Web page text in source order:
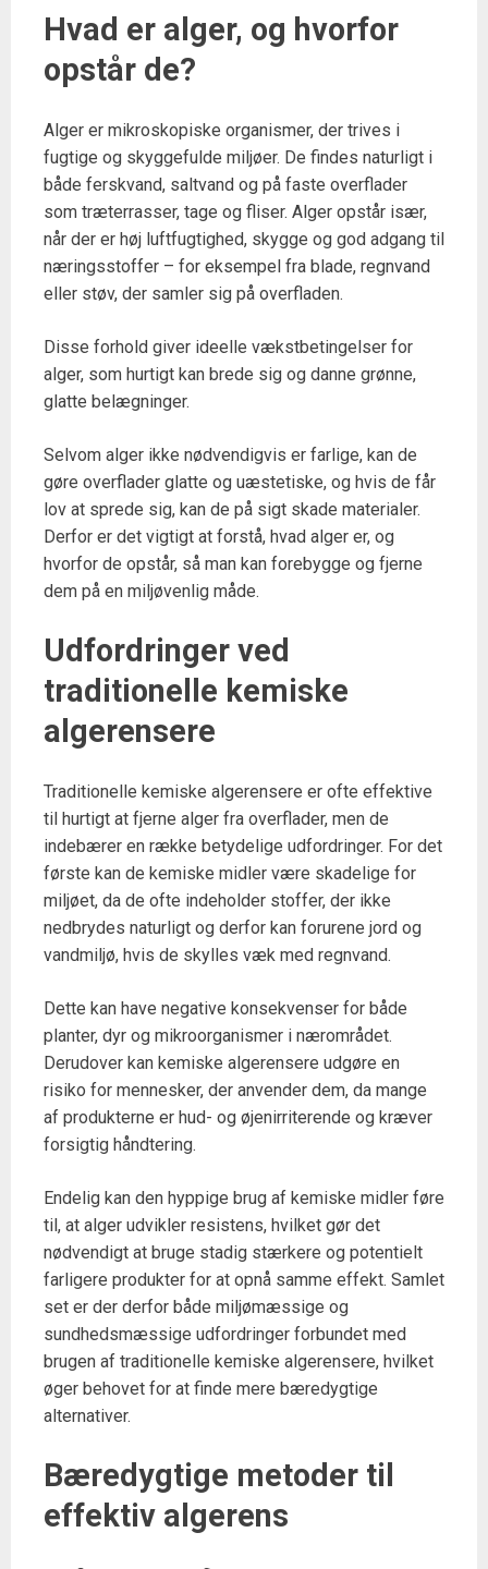
Hvad er alger, og hvorfor
opstår de?
Alger er mikroskopiske organismer, der trives i
fugtige og skyggefulde miljøer. De findes naturligt i
både ferskvand, saltvand og på faste overflader
som træterrasser, tage og fliser. Alger opstår især,
når der er høj luftfugtighed, skygge og god adgang til
næringsstoffer – for eksempel fra blade, regnvand
eller støv, der samler sig på overfladen.
Disse forhold giver ideelle vækstbetingelser for
alger, som hurtigt kan brede sig og danne grønne,
glatte belægninger.
Selvom alger ikke nødvendigvis er farlige, kan de
gøre overflader glatte og uæstetiske, og hvis de får
lov at sprede sig, kan de på sigt skade materialer.
Derfor er det vigtigt at forstå, hvad alger er, og
hvorfor de opstår, så man kan forebygge og fjerne
dem på en miljøvenlig måde.
Udfordringer ved
traditionelle kemiske
algerensere
Traditionelle kemiske algerensere er ofte effektive
til hurtigt at fjerne alger fra overflader, men de
indebærer en række betydelige udfordringer. For det
første kan de kemiske midler være skadelige for
miljøet, da de ofte indeholder stoffer, der ikke
nedbrydes naturligt og derfor kan forurene jord og
vandmiljø, hvis de skylles væk med regnvand.
Dette kan have negative konsekvenser for både
planter, dyr og mikroorganismer i nærområdet.
Derudover kan kemiske algerensere udgøre en
risiko for mennesker, der anvender dem, da mange
af produkterne er hud- og øjenirriterende og kræver
forsigtig håndtering.
Endelig kan den hyppige brug af kemiske midler føre
til, at alger udvikler resistens, hvilket gør det
nødvendigt at bruge stadig stærkere og potentielt
farligere produkter for at opnå samme effekt. Samlet
set er der derfor både miljømæssige og
sundhedsmæssige udfordringer forbundet med
brugen af traditionelle kemiske algerensere, hvilket
øger behovet for at finde mere bæredygtige
alternativer.
Bæredygtige metoder til
effektiv algerens